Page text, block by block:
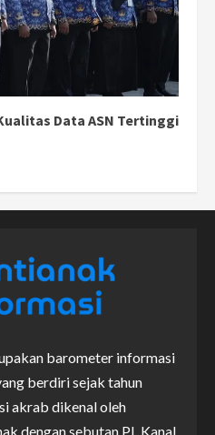
Data ASN Tertinggi
barometer informasi
berdiri sejak tahun
akrab dikenal oleh
dengan sebutan PI. Kanal